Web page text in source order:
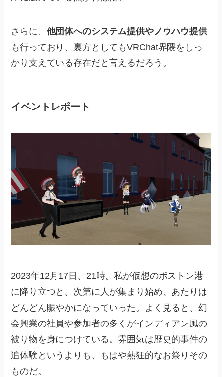
さらに、他団体へのシステム提供やノウハウ提供
も行っており、裏方としてもVRChat界隈をしっ
かり支えている存在だと言えるだろう。
イベントレポート
2023年12月17日、21時。私が仮想のボストン港
に降り立つと、次第に人が集まり始め、あたりは
どんどん賑やかになっていった。よく見ると、幻
会興業の社員や参加者の多くがインディアン風の
被り物を身につけている。雰囲気は歴史的事件の
追体験というよりも、もはや熱狂的なお祭りその
ものだ。